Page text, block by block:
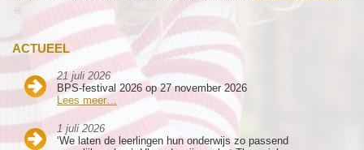
ACTUEEL
21 juli 2026
BPS-festival 2026 op 27 november 2026
Lees meer…
1 juli 2026
‘We laten de leerlingen hun onderwijs zo passend